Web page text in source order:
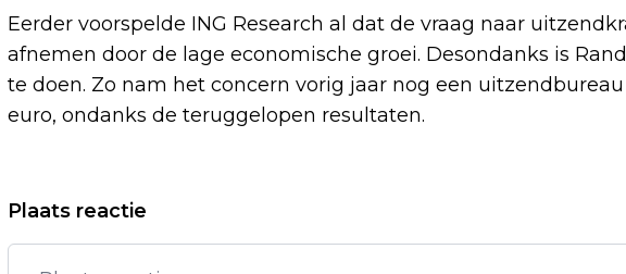
Eerder voorspelde ING Research al dat de vraag naar
afnemen door de lage economische groei. Desondanks is
te doen. Zo nam het concern vorig jaar nog een
euro, ondanks de teruggelopen resultaten.
Vorig artikel
OM VERVOLGT EX-COMMISSIELID OM
ROND
Plaats reactie